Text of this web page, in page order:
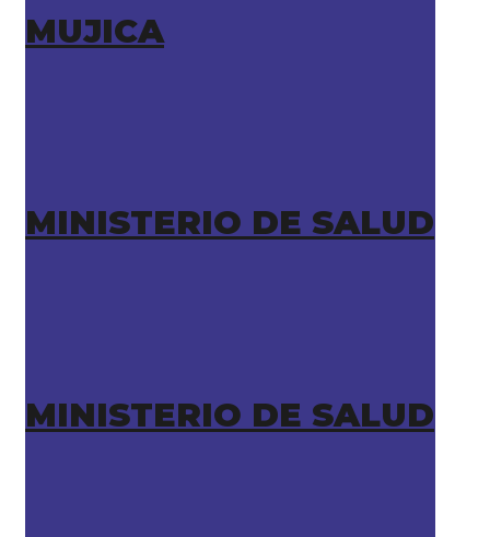
MUJICA
MINISTERIO DE SALUD
MINISTERIO DE SALUD